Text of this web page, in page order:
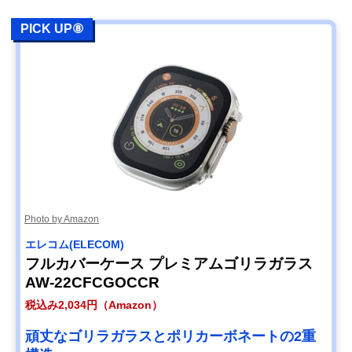
PICK UP⑧
Photo by Amazon
エレコム(ELECOM)
フルカバーケース プレミアムゴリラガラス
AW-22CFCGOCCR
税込み2,034円（Amazon）
頑丈なゴリラガラスとポリカーボネートの2重